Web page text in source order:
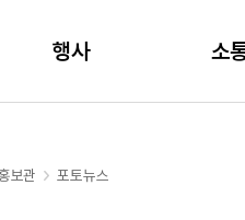
행사 소
보관 포토뉴스